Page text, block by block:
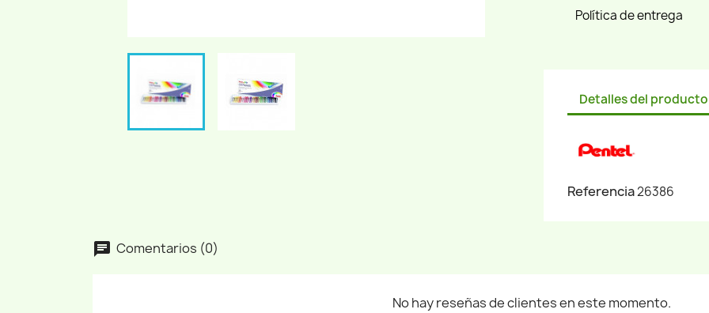
Política de entrega
Detalles del producto
Referencia26386
Comentarios (0)
No hay reseñas de clientes en este momento.